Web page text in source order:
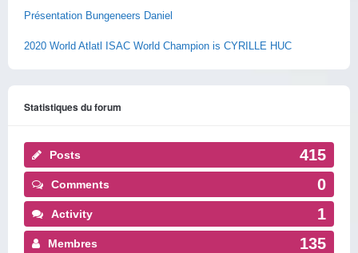
Présentation Bungeneers Daniel
2020 World Atlatl ISAC World Champion is CYRILLE HUC
Statistiques du forum
Posts 415
Comments 0
Activity 1
Membres 135